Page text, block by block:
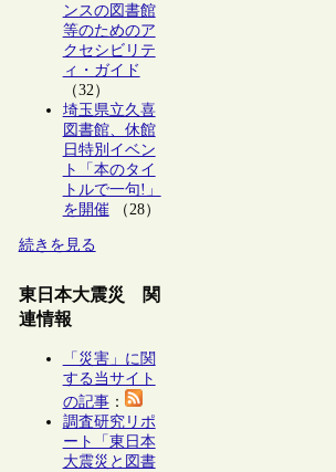
ンスの図書館
等のためのア
クセシビリテ
ィ・ガイド
（32）
埼玉県立久喜
図書館、休館
日特別イベン
ト「本のタイ
トルで一句!」
を開催（28）
続きを見る
東日本大震災 関
連情報
「災害」に関
する当サイト
の記事：
調査研究リポ
ート「東日本
大震災と図書